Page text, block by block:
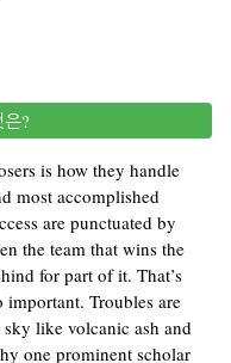
?
is how they handle
most accomplished
are punctuated by
the team that wins the
for part of it. That’s
Troubles are
like volcanic ash and
one prominent scholar